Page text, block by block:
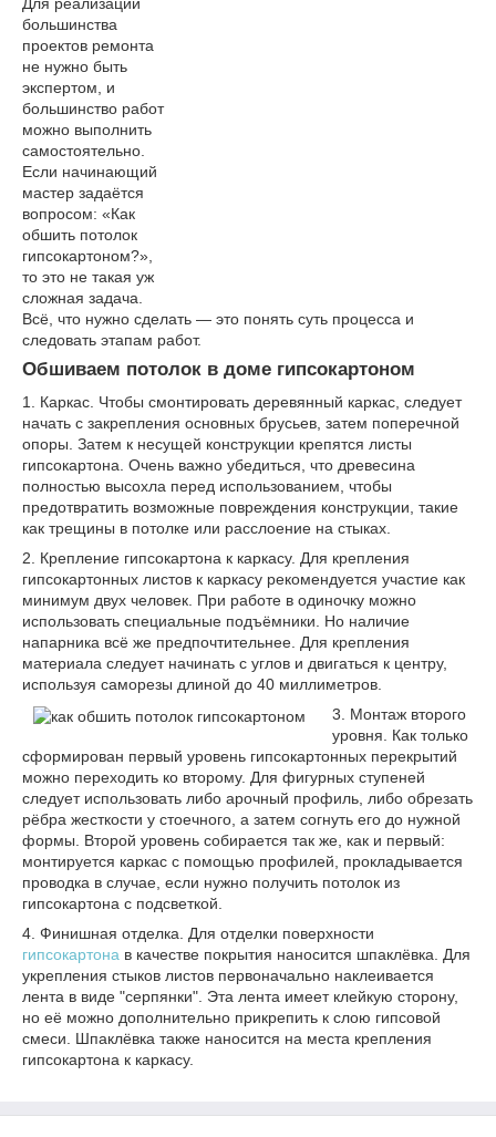
большинства
проектов ремонта
не нужно быть
экспертом, и
большинство работ
можно выполнить
самостоятельно.
Если начинающий
мастер задаётся
вопросом: «Как
обшить потолок
гипсокартоном?»,
то это не такая уж
сложная задача.
Всё, что нужно сделать — это понять суть процесса и
следовать этапам работ.
Обшиваем потолок в доме гипсокартоном
1. Каркас. Чтобы смонтировать деревянный каркас, следует
начать с закрепления основных брусьев, затем поперечной
опоры. Затем к несущей конструкции крепятся листы
гипсокартона. Очень важно убедиться, что древесина
полностью высохла перед использованием, чтобы
предотвратить возможные повреждения конструкции, такие
как трещины в потолке или расслоение на стыках.
2. Крепление гипсокартона к каркасу. Для крепления
гипсокартонных листов к каркасу рекомендуется участие как
минимум двух человек. При работе в одиночку можно
использовать специальные подъёмники. Но наличие
напарника всё же предпочтительнее. Для крепления
материала следует начинать с углов и двигаться к центру,
используя саморезы длиной до 40 миллиметров.
3. Монтаж второго
уровня. Как только
сформирован первый уровень гипсокартонных перекрытий
можно переходить ко второму. Для фигурных ступеней
следует использовать либо арочный профиль, либо обрезать
рёбра жесткости у стоечного, а затем согнуть его до нужной
формы. Второй уровень собирается так же, как и первый:
монтируется каркас с помощью профилей, прокладывается
проводка в случае, если нужно получить потолок из
гипсокартона с подсветкой.
4. Финишная отделка. Для отделки поверхности
гипсокартона в качестве покрытия наносится шпаклёвка. Для
укрепления стыков листов первоначально наклеивается
лента в виде "серпянки". Эта лента имеет клейкую сторону,
но её можно дополнительно прикрепить к слою гипсовой
смеси. Шпаклёвка также наносится на места крепления
гипсокартона к каркасу.